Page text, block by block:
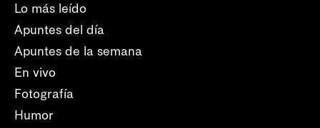
Lo más leído
Apuntes del día
Apuntes de la semana
En vivo
Fotografía
Humor